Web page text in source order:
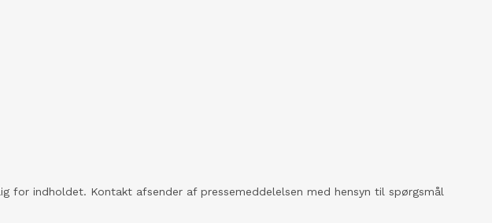
for indholdet. Kontakt afsender af pressemeddelelsen med hensyn til spørgsmål